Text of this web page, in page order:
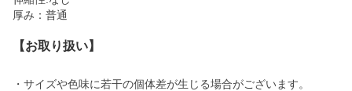
厚み：普通
【お取り扱い】
・サイズや色味に若干の個体差が生じる場合がございます。